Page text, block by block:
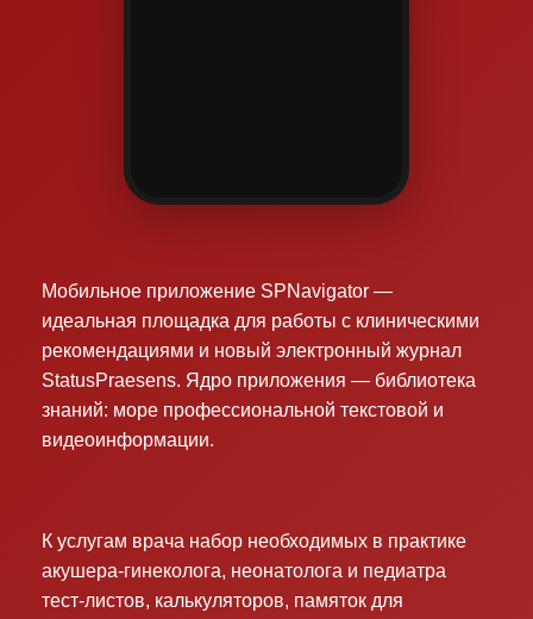
Мобильное приложение SPNavigator —
идеальная площадка для работы с клиническими
рекомендациями и новый электронный журнал
StatusPraesens. Ядро приложения — библиотека
знаний: море профессиональной текстовой и
видеоинформации.
К услугам врача набор необходимых в практике
акушера-гинеколога, неонатолога и педиатра
тест-листов, калькуляторов, памяток для